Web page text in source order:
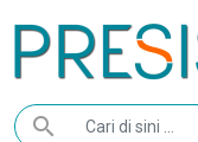
search